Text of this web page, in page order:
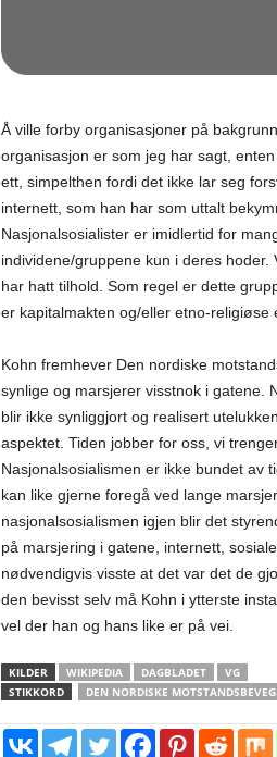
Å ville forby organisasjoner på
organisasjon er som jeg har sagt,
ett, simpelthen fordi det ikke lar seg
internett, som han har som uttalt
Nasjonalsosialister er imidlertid for
individene/gruppene kun i deres
har hatt tilhold. Som regel er dette
er kapitalmakten og/eller etno-religiøse
Kohn fremhever Den nordiske
synlige og marsjerer visstnok i gatene.
blir ikke synliggjort og realisert
aspektet. Tiden jobber for oss, vi
Nasjonalsosialismen er ikke bundet av
kan like gjerne foregå ved lange
nasjonalsosialismen igjen blir det
på marsjering i gatene, internett,
nødvendigvis visste at det var det de
den bevisst selv må Kohn i ytterste
vel der han og hans like er på vei.
KILDER WIKIPEDIA DAGBLADET
VG
STIKKORD
DEN NORDISKE